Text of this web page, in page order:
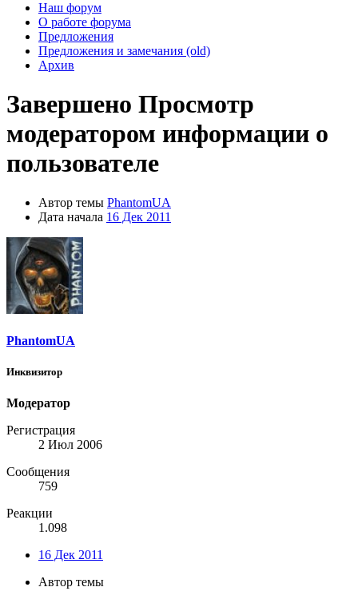
Наш форум
О работе форума
Предложения
Предложения и замечания (old)
Архив
Завершено Просмотр
модератором информации о
пользователе
Автор темы PhantomUA
Дата начала 16 Дек 2011
PhantomUA
Инквизитор
Модератор
Регистрация
2 Июл 2006
Сообщения
759
Реакции
1.098
16 Дек 2011
Автор темы